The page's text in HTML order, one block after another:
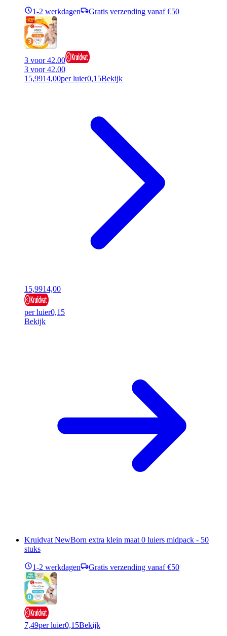
1-2 werkdagen Gratis verzending vanaf €50
3 voor 42.00
3 voor 42.00
15,9914,00per luier0,15Bekijk
15,9914,00
per luier0,15
Bekijk
Kruidvat NewBorn extra klein maat 0 luiers midpack - 50
stuks
1-2 werkdagen Gratis verzending vanaf €50
7,49per luier0,15Bekijk